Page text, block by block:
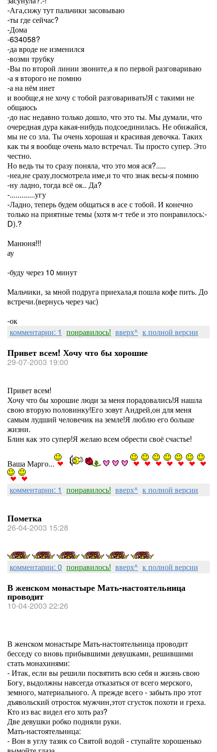
-Ага,сижу тут пальчики засовываю
-ты где сейчас?
-Дома
-634058?
-да вроде не изменился
-возми трубку
-Вы по второй линии звоните,а я по первой разговариваю
-а я второго не помню
-а на нём инет
и вообще,я не хочу с тобой разговаривать!Я с такими не
общаюсь
-до нас недавно только дошло, что это ты. Мы думали, что
очередная дура какая-нибудь подсоединилась. Не обижайся,
мы не со зла. Ты очень хорошая и красивая девочка. Таких
как ты я вообще очень мало встречал. Ты просто супер. Это
честно.
Но ведь ты то сразу поняла, что это моя ася?.....
-неа,не сразу,посмотрела име,и то что знак весы-я помню
-ну ладно, тогда всё ок.. Да?
-.............угу
-Ладно, теперь будем общаться в асе с тобой. И конечно
только на приятные темы (хотя м-т тебе и это понравилось:-
D).?
Манюня!!!
ау
-буду через 10 минут
Мальчики, за мной подруга приехала,я пошла кофе пить. До
встречи.(вернусь через час)
-ок
комментарии: 1 понравилось! вверх^ к полной версии
Привет всем! Хочу что бы хорошие
29-07-2003 19:00
Привет всем!
Хочу что бы хорошие люди за меня порадовались!Я нашла
свою вторую половинку!Его зовут Андрей,он для меня
самым лудший человечик на земле!Я люблю его больше
жизни.
Блин как это супер!Я желаю всем обрести своё счастье!
Ваша Марго...
комментарии: 1 понравилось! вверх^ к полной версии
Пометка
26-04-2003 15:28
комментарии: 0 понравилось! вверх^ к полной версии
В женском монастыре Мать-настоятельница
проводит
10-04-2003 22:26
В женском монастыре Мать-настоятельница проводит
бесседу со вновь прибывшими девушками, решившими
стать монахинями:
- Итак, если вы решили посвятить всю себя и жизнь свою
Богу, выдолжны навсегда отказаться от всего мерского,
земного, материального. А прежде всего - забыть про этот
дъявольский отросток мужчин,этот сгусток похоти и греха.
Кто из вас видел его хоть раз?
Две девушки робко подняли руки.
Мать-настоятельница:
- Вон в углу тазик со Святой водой - ступайте хорошенько